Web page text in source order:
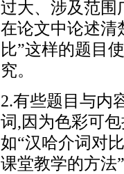
过大、涉及范围
在论文中论述清
比”这样的题目
究。
2.有些题目与内
词,因为色彩可
如“汉哈介词对
课堂教学的方法